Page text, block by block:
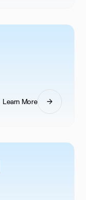
Learn More